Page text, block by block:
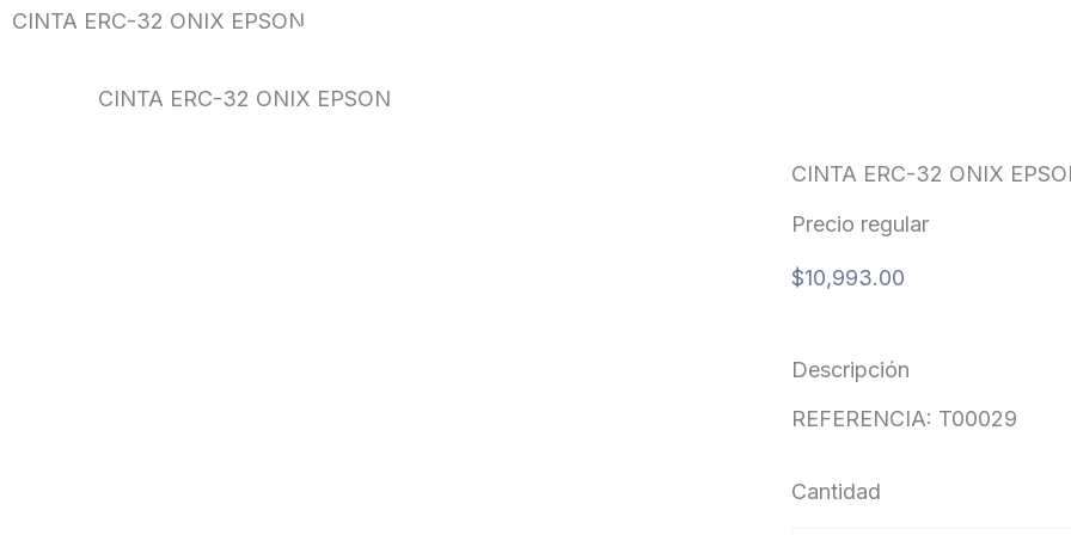
CINTA ERC-32 ONIX EPSON
CINTA ERC-32 ONIX EPSON
CINTA ERC-32 ONIX
Precio regular
$10,993.00
Descripción
REFERENCIA: T00029
Cantidad